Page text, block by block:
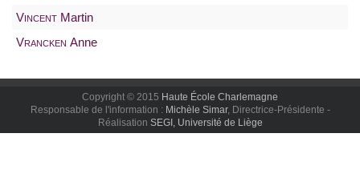
Vincent Martin
Vrancken Anne
Copyright © 2015 Haute École Charlemagne
Responsable de l'information : Michèle Simar, Directrice-Présidente -
Réalisation SEGI, Université de Liège